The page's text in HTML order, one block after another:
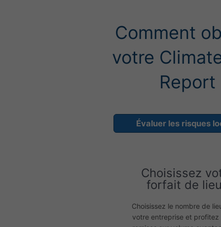
Comment
votre
Report
Évaluer les risques
Choisissez
forfait de
Choisissez le nombre de
votre entreprise et profitez